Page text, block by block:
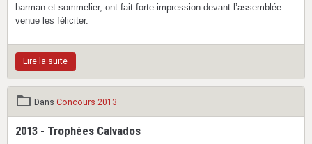
barman et sommelier, ont fait forte impression devant l’assemblée
venue les féliciter.
Lire la suite
Dans Concours 2013
2013 - Trophées Calvados